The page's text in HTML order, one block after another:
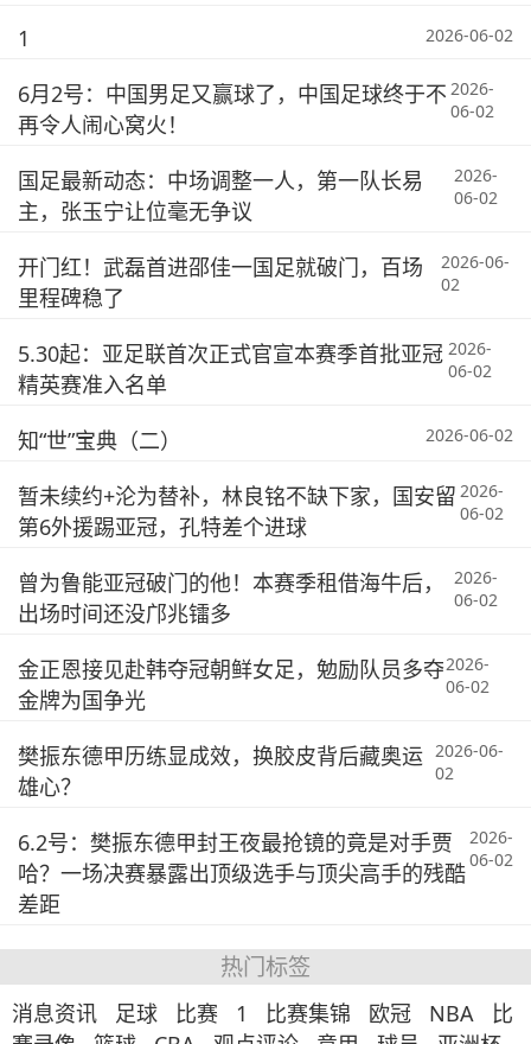
1 2026-06-02
6月2号：中国男足又赢球了，中国足球终于不
再令人闹心窝火！
2026-
06-02
国足最新动态：中场调整一人，第一队长易
主，张玉宁让位毫无争议
2026-
06-02
开门红！武磊首进邵佳一国足就破门，百场
里程碑稳了
2026-06-
02
5.30起：亚足联首次正式官宣本赛季首批亚冠
精英赛准入名单
2026-
06-02
知“世”宝典（二） 2026-06-02
暂未续约+沦为替补，林良铭不缺下家，国安留
第6外援踢亚冠，孔特差个进球
2026-
06-02
曾为鲁能亚冠破门的他！本赛季租借海牛后，
出场时间还没邝兆镭多
2026-
06-02
金正恩接见赴韩夺冠朝鲜女足，勉励队员多夺
金牌为国争光
2026-
06-02
樊振东德甲历练显成效，换胶皮背后藏奥运
雄心？
2026-06-
02
6.2号：樊振东德甲封王夜最抢镜的竟是对手贾
哈？一场决赛暴露出顶级选手与顶尖高手的残酷
差距
2026-
06-02
热门标签
消息资讯 足球 比赛 1 比赛集锦 欧冠 NBA
比